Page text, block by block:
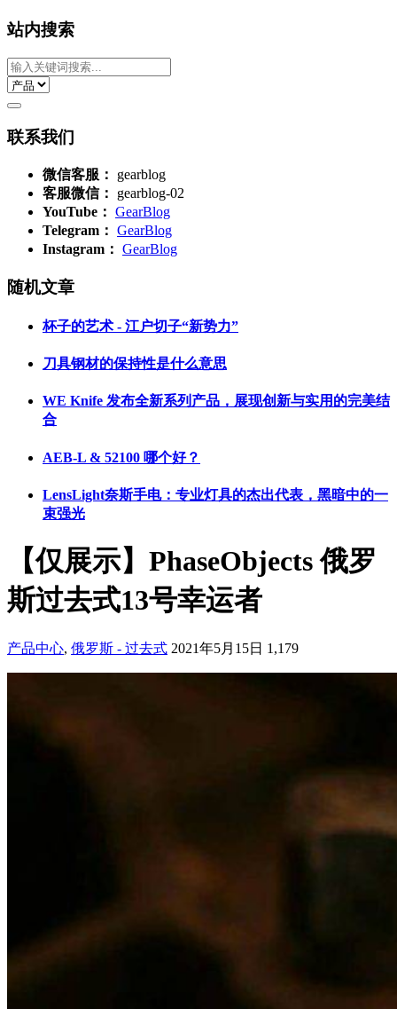
站内搜索
联系我们
微信客服：
gearblog
客服微信：
gearblog-02
YouTube： GearBlog
Telegram： GearBlog
Instagram： GearBlog
随机文章
杯子的艺术 - 江户切子“新势力”
刀具钢材的保持性是什么意思
WE Knife 发布全新系列产品，展现创新与实用的完美结
合
AEB-L & 52100 哪个好？
LensLight奈斯手电：专业灯具的杰出代表，黑暗中的一
束强光
【仅展示】PhaseObjects 俄罗
斯过去式13号幸运者
产品中心, 俄罗斯 - 过去式 2021年5月15日 1,179